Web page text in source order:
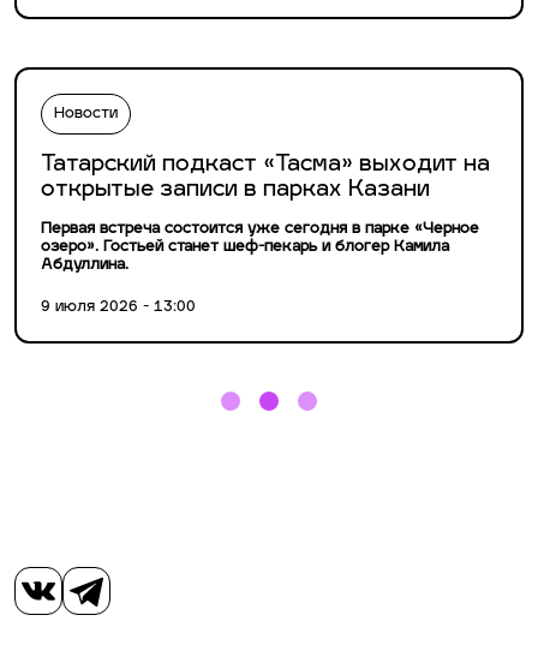
Новости
Татарский подкаст «Тасма» выходит на
открытые записи в парках Казани
Первая встреча состоится уже сегодня в парке «Черное
озеро». Гостьей станет шеф-пекарь и блогер Камила
Абдуллина.
9 июля 2026 - 13:00